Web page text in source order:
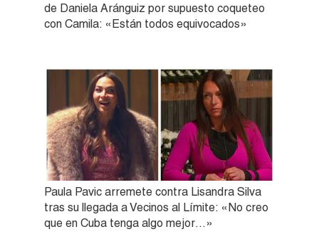
de Daniela Aránguiz por supuesto coqueteo
con Camila: «Están todos equivocados»
Paula Pavic arremete contra Lisandra Silva
tras su llegada a Vecinos al Límite: «No creo
que en Cuba tenga algo mejor…»